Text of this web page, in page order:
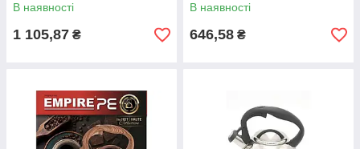
В наявності
1 105,87 ₴
В наявності
646,58 ₴